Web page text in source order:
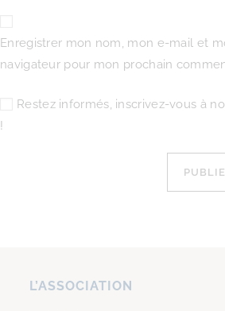
Enregistrer mon nom, mon e-mail et
navigateur pour mon prochain
Restez informés, inscrivez-vous à
!
L’ASSOCIATION